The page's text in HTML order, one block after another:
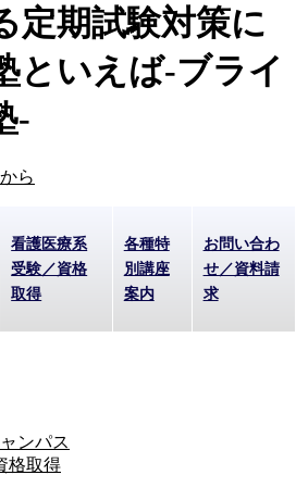
定期試験対策に
といえば-ブライ
-
看護医療系
受験／資格
取得
各種特
別講座
案内
お問い合わ
せ／資料請
求
ンパス
格取得